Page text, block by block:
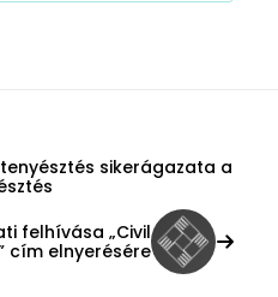
sikerágazata a
felhívása „Civil
cím elnyerésére